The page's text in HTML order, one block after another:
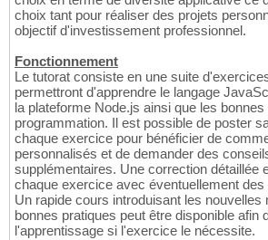
choix tant pour réaliser des projets
objectif d'investissement professionnel.
Fonctionnement
Le tutorat consiste en une suite
permettront d'apprendre le langage
la plateforme Node.js ainsi que les
programmation. Il est possible de poster
chaque exercice pour bénéficier de
personnalisés et de demander des
supplémentaires. Une correction détaillée
chaque exercice avec éventuellement
Un rapide cours introduisant les nouvelles
bonnes pratiques peut être disponible afin
l'apprentissage si l'exercice le nécessite.